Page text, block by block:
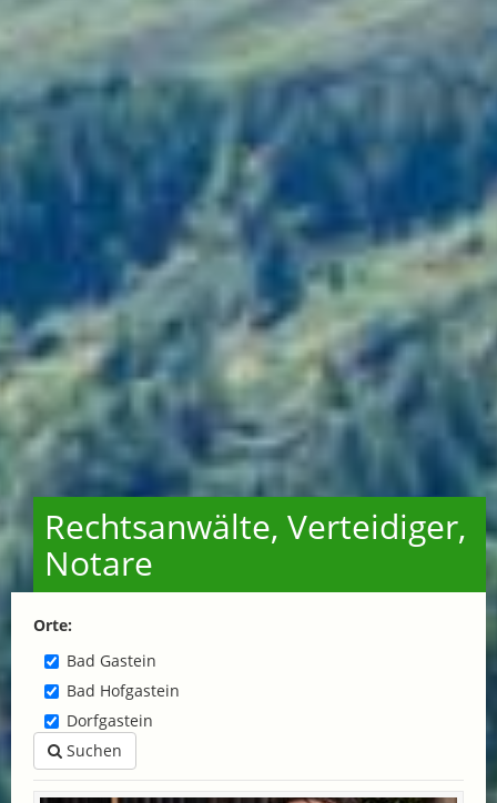
Rechtsanwälte, Verteidiger,
Notare
Orte:
Bad Gastein
Bad Hofgastein
Dorfgastein
Suchen